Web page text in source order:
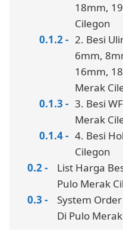
18mm,
Cilegon
2. Besi
6mm,
16mm,
Merak
3. Besi
Merak
4. Besi
Cilegon
List Harga
Pulo Merak
System
Di Pulo